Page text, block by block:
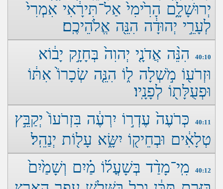
יְרוּשָׁלָ֑‍ִם הָרִ֙ימִי֙ אַל־תִּירָ֔אִי אִמְרִי֙
לְעָרֵ֣י יְהוּדָ֔ה הִנֵּ֖ה אֱלֹהֵיכֶֽם׃
40:10
הִנֵּ֨ה אֲדֹנָ֤י יְהוִה֙ בְּחָזָ֣ק יָב֔וֹא
וּזְרֹע֖וֹ מֹ֣שְׁלָה ל֑וֹ הִנֵּ֤ה שְׂכָרוֹ֙ אִתּ֔וֹ
וּפְעֻלָּת֖וֹ לְפָנָֽיו׃
40:11
כְּרֹעֶה֙ עֶדְר֣וֹ יִרְעֶ֔ה בִּזְרֹעוֹ֙ יְקַבֵּ֣ץ
טְלָאִ֔ים וּבְחֵיק֖וֹ יִשָּׂ֑א עָל֖וֹת יְנַהֵֽל׃
40:12
מִֽי־מָדַ֨ד בְּשָׁעֳל֜וֹ מַ֗יִם וְשָׁמַ֙יִם֙